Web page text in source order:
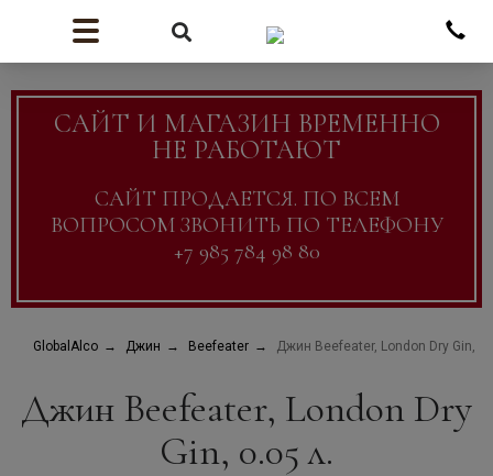
САЙТ И МАГАЗИН ВРЕМЕННО
НЕ РАБОТАЮТ
САЙТ ПРОДАЕТСЯ. ПО ВСЕМ
ВОПРОСОМ ЗВОНИТЬ ПО ТЕЛЕФОНУ
+7 985 784 98 80
GlobalAlco Джин Beefeater Джин Beefeater, London Dry Gin,
Джин Beefeater, London Dry
Gin, 0.05 л.